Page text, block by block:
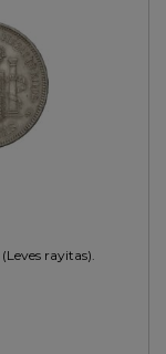
(Leves rayitas).